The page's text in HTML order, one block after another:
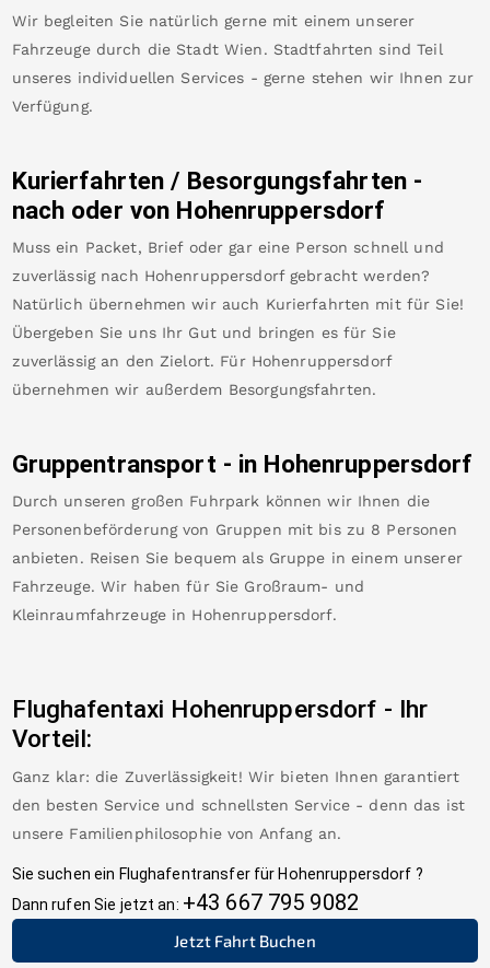
Wir begleiten Sie natürlich gerne mit einem unserer
Fahrzeuge durch die Stadt Wien. Stadtfahrten sind Teil
unseres individuellen Services - gerne stehen wir Ihnen zur
Verfügung.
Kurierfahrten / Besorgungsfahrten -
nach oder von Hohenruppersdorf
Muss ein Packet, Brief oder gar eine Person schnell und
zuverlässig nach Hohenruppersdorf gebracht werden?
Natürlich übernehmen wir auch Kurierfahrten mit für Sie!
Übergeben Sie uns Ihr Gut und bringen es für Sie
zuverlässig an den Zielort. Für Hohenruppersdorf
übernehmen wir außerdem Besorgungsfahrten.
Gruppentransport - in Hohenruppersdorf
Durch unseren großen Fuhrpark können wir Ihnen die
Personenbeförderung von Gruppen mit bis zu 8 Personen
anbieten. Reisen Sie bequem als Gruppe in einem unserer
Fahrzeuge. Wir haben für Sie Großraum- und
Kleinraumfahrzeuge in Hohenruppersdorf.
Flughafentaxi Hohenruppersdorf - Ihr
Vorteil:
Ganz klar: die Zuverlässigkeit! Wir bieten Ihnen garantiert
den besten Service und schnellsten Service - denn das ist
unsere Familienphilosophie von Anfang an.
Sie suchen ein Flughafentransfer für Hohenruppersdorf ?
Dann rufen Sie jetzt an: +43 667 795 9082
Jetzt Fahrt Buchen